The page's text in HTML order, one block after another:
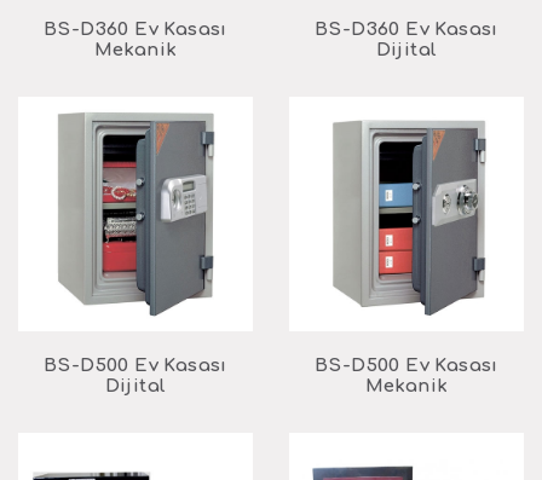
BS-D360 Ev Kasası
Mekanik
BS-D360 Ev Kasası
Dijital
BS-D500 Ev Kasası
Dijital
BS-D500 Ev Kasası
Mekanik